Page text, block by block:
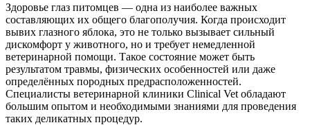
Здоровье глаз питомцев — одна из наиболее важных
составляющих их общего благополучия. Когда происходит
вывих глазного яблока, это не только вызывает сильный
дискомфорт у животного, но и требует немедленной
ветеринарной помощи. Такое состояние может быть
результатом травмы, физических особенностей или даже
определённых породных предрасположенностей.
Специалисты ветеринарной клиники Clinical Vet обладают
большим опытом и необходимыми знаниями для проведения
таких деликатных процедур.